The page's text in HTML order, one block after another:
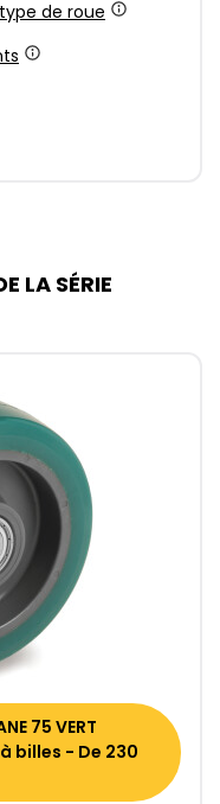
de roue
LA SÉRIE
75 VERT
billes - De 230